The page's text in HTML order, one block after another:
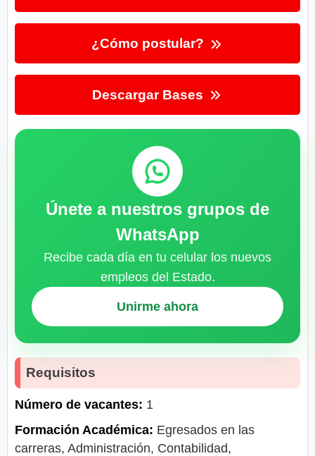
¿Cómo postular?
Descargar Bases
Únete a nuestros grupos de
WhatsApp
Recibe cada día en tu celular los nuevos
empleos del Estado.
Unirme ahora
Requisitos
Número de vacantes: 1
Formación Académica: Egresados en las
carreras, Administración, Contabilidad,